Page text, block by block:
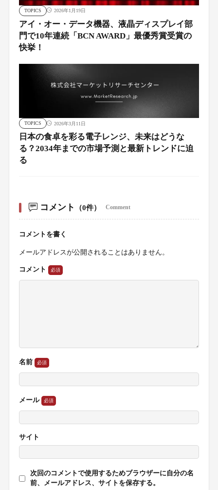
TOPICS 2026年1月19日
アイ・オー・データ機器、液晶ディスプレイ部
門で10年連続「BCN AWARD」最優秀賞受賞の
快挙！
TOPICS 2026年3月11日
日本の食卓を彩る電子レンジ、未来はどうな
る？2034年までの市場予測と最新トレンドに迫
る
コメント （0件） Comment
コメントを書く
メールアドレスが公開されることはありません。
コメント
名前
メール
サイト
次回のコメントで使用するためブラウザーに自分の名
前、メールアドレス、サイトを保存する。